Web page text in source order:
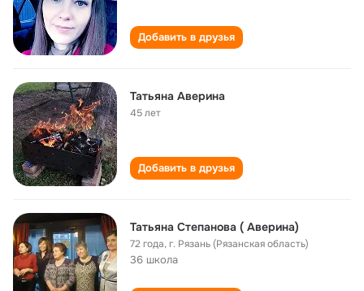
Добавить в друзья
Татьяна Аверина
45 лет
Добавить в друзья
Татьяна Степанова ( Аверина)
72 года,г. Рязань (Рязанская область)
36 школа